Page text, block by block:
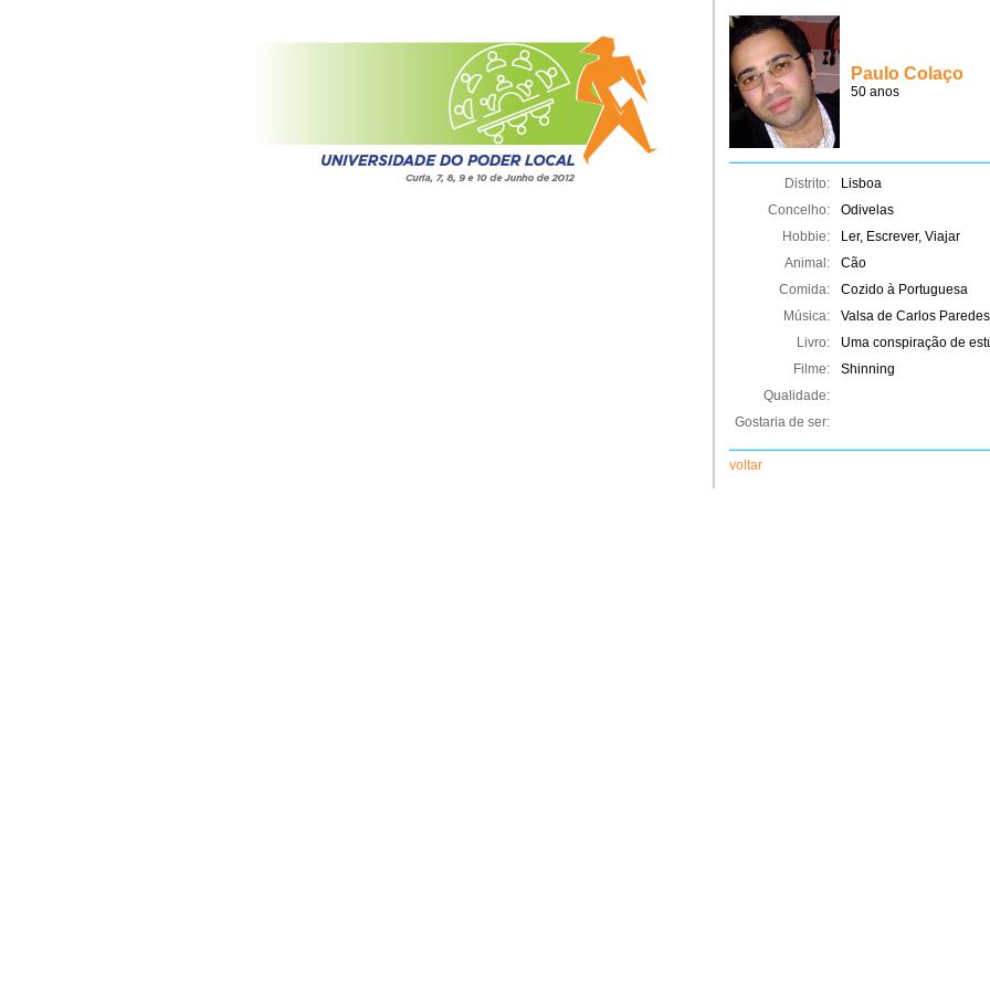
Paulo Colaço
50 anos
Distrito:
Lisboa
Concelho:
Odivelas
Hobbie:
Ler, Escrever, Viajar
Animal:
Cão
Comida:
Cozido à Portuguesa
Música:
Valsa de Carlos Paredes
Livro:
Uma conspiração de
Filme:
Shinning
Qualidade:
Gostaria de ser:
voltar